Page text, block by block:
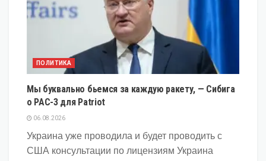
ПОЛИТИКА
Мы буквально бьемся за каждую ракету, — Сибига
о PAC-3 для Patriot
06.08.2026
Украина уже проводила и будет проводить с
США консультации по лицензиям Украина